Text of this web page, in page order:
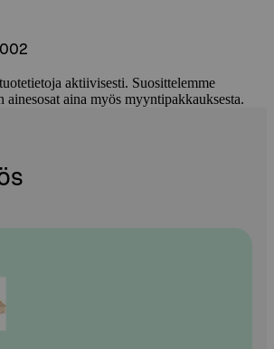
aktiivisesti. Suosittelemme
ainesosat aina myös myyntipakkauksesta.